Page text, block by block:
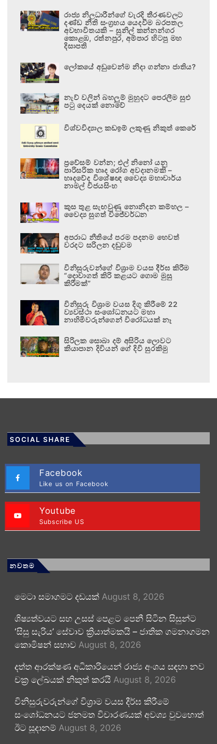
රාජ්‍ය නිලධාරීන්ගේ වැරදි තීරණවලට
දණ්ඩ නීති සංග්‍රහය යෙදවීම බරපතල
අවභාවිතයකි – සුනිල් කන්නන්ගර
කොළඹ, රත්නපුර, අම්පාර හිටපු මහ
දිසාපති
ලෝකයේ අඩුවෙන්ම නිදා ගන්නා ජාතිය?
නැව් වලින් බහලුම් මුහුදට පෙරලීම සුළු
පටු දෙයක් නොවේ
විශ්වවිද්‍යාල කඩඉම් ලකුණු නිකුත් කෙරේ
ප්‍රවේසම් වන්න; එල් නිනෝ යනු
පාරිසරික හෘද රෝග අවදානමකි –
හෘදවේද විශේෂඥ වෛද්‍ය මහාචාර්ය
නාමල් විජයසිංහ
කුස තුළ සැඟවුණු නොනිදන කම්හල –
වෛද්‍ය සුගත් විජේවර්ධන
අපරාධ නීතියේ පරම පදනම හෙවත්
වරදට සරිලන දඬුවම
විනිසුරුවන්ගේ විශ්‍රාම වයස දීර්ඝ කිරීම
“දොවාගත් කිරි කළයට ගොම මුසු
කිරීමක්”
විනිසුරු විශ්‍රාම වයස දිගු කිරීමේ 22
ව්‍යවස්ථා සංශෝධනයට මහා
නාහිමිවරුන්ගෙන් විරෝධයක් නෑ
සිරිලක සොබා දම් අසිරිය ලොවට
කියාපාන දිවියන් ගේ දිවි සුරකිමු
SOCIAL SHARE
Facebook
Like us on Facebook
Youtube
Subscribe US
නවතම
මෙටා සමාගමට දඩයක් August 8, 2026
ශිෂ්‍යත්වයට සහ උසස් පෙළට පෙනී සිටින සිසුන්ට
‘සිසු සැරිය’ සේවාව ක්‍රියාත්මකයි – ජාතික ගමනාගමන
කොමිෂන් සභාව August 8, 2026
දත්ත ආරක්ෂණ අධිකාරියෙන් රාජ්‍ය අංශය සඳහා නව
චක්‍ර ලේඛයක් නිකුත් කරයි August 8, 2026
විනිසුරුවරුන්ගේ විශ්‍රාම වයස දීර්ඝ කිරීමේ
සංශෝධනයට ජනමත විචාරණයක් අවශ්‍ය වුවහොත්
ඊට සූදානම් August 8, 2026